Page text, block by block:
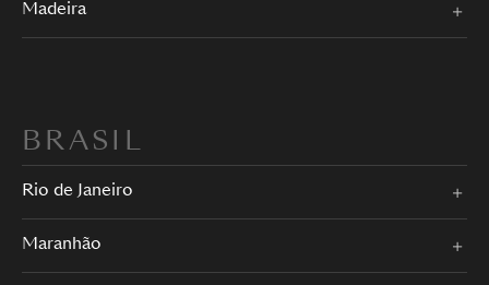
Madeira
BRASIL
Rio de Janeiro
Maranhão